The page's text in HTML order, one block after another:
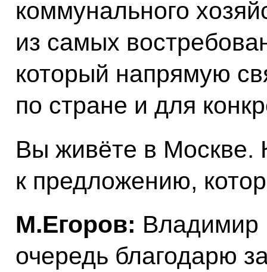
коммунального
из самых
который напрямую
по стране и для
Вы живёте в Москве.
к предложению,
М.Егоров: Владимир
очередь благодарю